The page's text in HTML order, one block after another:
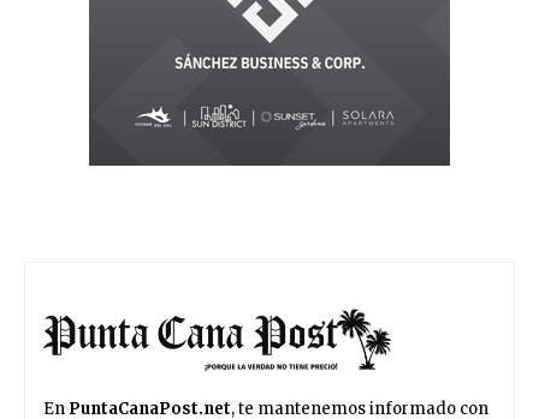
En PuntaCanaPost.net, te mantenemos informado con